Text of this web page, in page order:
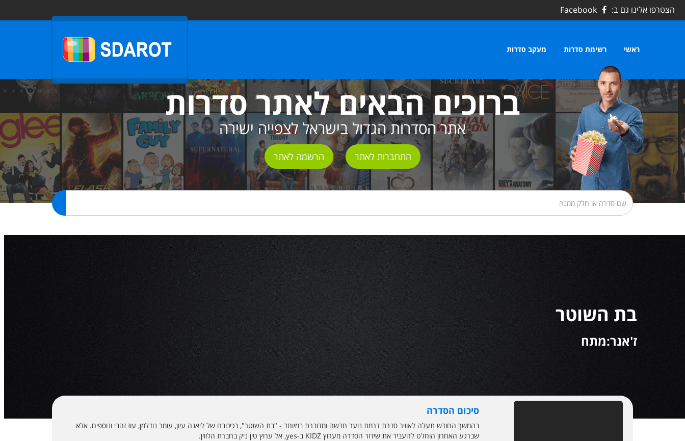
הצטרפו אלינו גם ב: Facebook
ראשי רשימת סדרות מעקב סדרות
ברוכים הבאים לאתר סדרות
אתר הסדרות הגדול בישראל לצפייה ישירה
התחברות לאתר הרשמה לאתר
בת השוטר
ז'אנר:מתח
סיכום הסדרה
בהמשך החודש תעלה לאוויר סדרת דרמת נוער חדשה ומדוברת במיוחד - "בת השוטר", בכיכובם של ליאנה עיון, עומר נודלמן, עוז זהבי ונוספים. אלא
שברגע האחרון הוחלט להעביר את שידור הסדרה מערוץ KIDZ ב-yes, אל ערוץ טין ניק בחברת הלווין.